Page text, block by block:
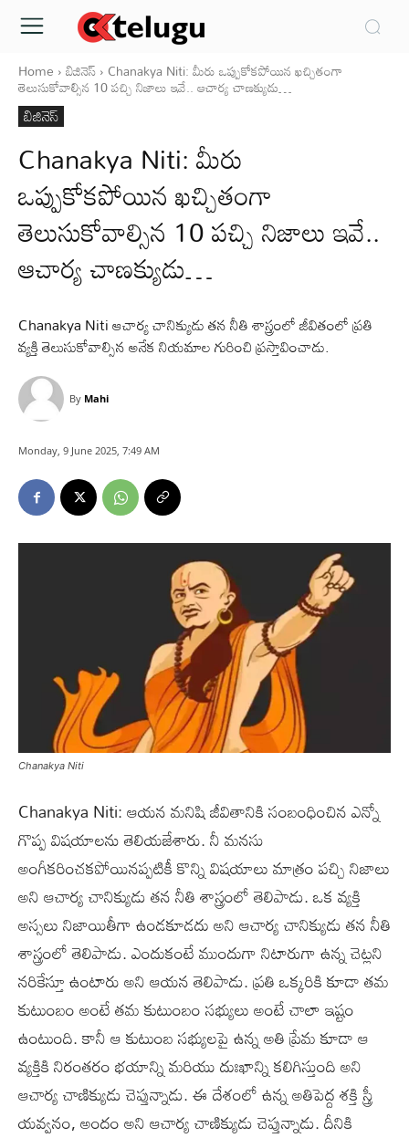
Home బిజినెస్ Chanakya Niti: మీరు ఒప్పుకోకపోయిన ఖచ్చితంగా
తెలుసుకోవాల్సిన 10 పచ్చి నిజాలు ఇవే.. ఆచార్య చాణక్యుడు…
బిజినెస్
Chanakya Niti: మీరు
ఒప్పుకోకపోయిన ఖచ్చితంగా
తెలుసుకోవాల్సిన 10 పచ్చి నిజాలు ఇవే..
ఆచార్య చాణక్యుడు…
Chanakya Niti ఆచార్య చానిక్యుడు తన నీతి శాస్త్రంలో జీవితంలో ప్రతి
వ్యక్తి తెలుసుకోవాల్సిన అనేక నియమాల గురించి ప్రస్తావించాడు.
By Mahi
Monday, 9 June 2025, 7:49 AM
Chanakya Niti
Chanakya Niti: ఆయన మనిషి జీవితానికి సంబంధించిన ఎన్నో
గొప్ప విషయాలను తెలియజేశారు. నీ మనసు
అంగీకరించకపోయినప్పటికీ కొన్ని విషయాలు మాత్రం పచ్చి నిజాలు
అని ఆచార్య చానిక్యుడు తన నీతి శాస్త్రంలో తెలిపాడు. ఒక వ్యక్తి
అస్సలు నిజాయితీగా ఉండకూడదు అని ఆచార్య చానిక్యుడు తన నీతి
శాస్త్రంలో తెలిపాడు. ఎందుకంటే ముందుగా నిటారుగా ఉన్న చెట్లని
నరికేస్తూ ఉంటారు అని ఆయన తెలిపాడు. ప్రతి ఒక్కరికి కూడా తమ
కుటుంబం అంటే తమ కుటుంబం సభ్యులు అంటే చాలా ఇష్టం
ఉంటుంది. కానీ ఆ కుటుంబ సభ్యులపై ఉన్న అతి ప్రేమ కూడా ఆ
వ్యక్తికి నిరంతరం భయాన్ని మరియు దుఃఖాన్ని కలిగిస్తుంది అని
ఆచార్య చాణిక్యుడు చెప్తున్నాడు. ఈ దేశంలో ఉన్న అతిపెద్ద శక్తి స్త్రీ
యవ్వనం, అందం అని ఆచార్య చాణిక్యుడు చెప్తున్నాడు. దీనికి